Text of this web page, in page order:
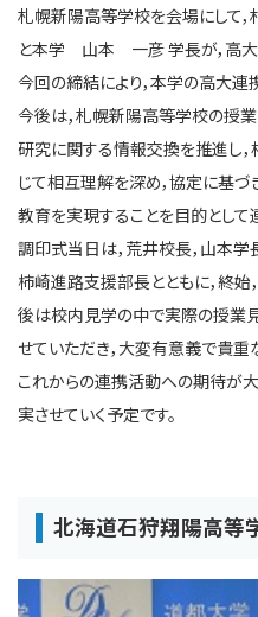
札幌新陽高等学校を会場にし
と本学 山本 一彦 学長が，高大
今回の締結により，本学の高大連
今後は，札幌新陽高等学校の授業
研究に関する情報交換を推進し
じて相互理解を深め，協定に基
教育を実現することを目的として
調印式当日は，荒井校長，山本学
柿崎進路支援部長とともに，終
後は校内見学の中で実際の授業
せていただき，大変有意義で貴重
これからの連携活動への期待が
実させていく予定です。
北海道石狩翔陽高等